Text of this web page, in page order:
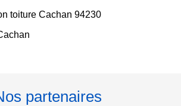
toiture Cachan 94230
partenaires